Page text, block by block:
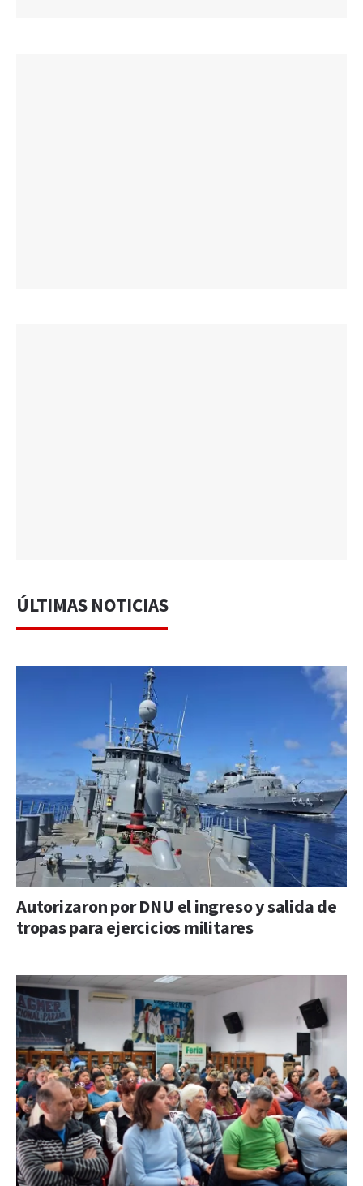
ÚLTIMAS NOTICIAS
Autorizaron por DNU el ingreso y salida de
tropas para ejercicios militares